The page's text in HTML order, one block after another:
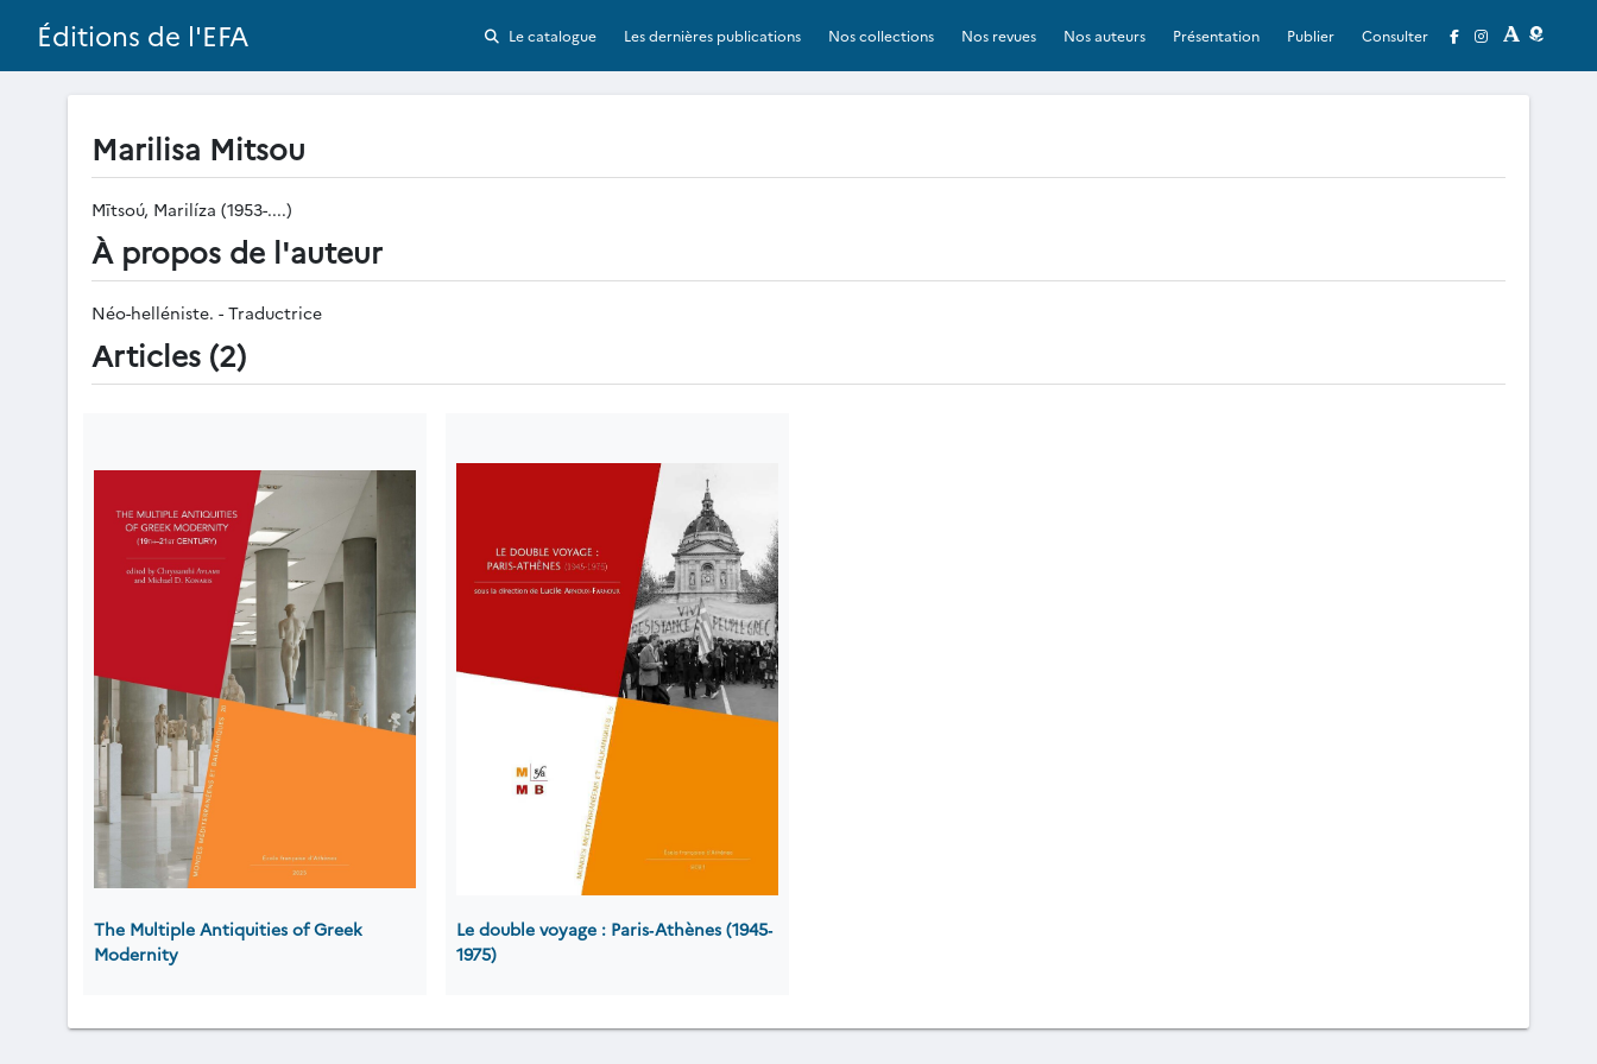
Éditions de l'EFA Le catalogue Les dernières publications Nos collections Nos revues Nos auteurs Présentation Publier Consulter
Marilisa Mitsou
Mītsoú, Marilíza (1953-....)
À propos de l'auteur
Néo-helléniste. - Traductrice
Articles (2)
The Multiple Antiquities of Greek
Modernity
Le double voyage : Paris‐Athènes (1945‐
1975)